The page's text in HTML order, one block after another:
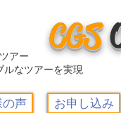
CGS
アー
ルなツアーを実現
声 お申し込み